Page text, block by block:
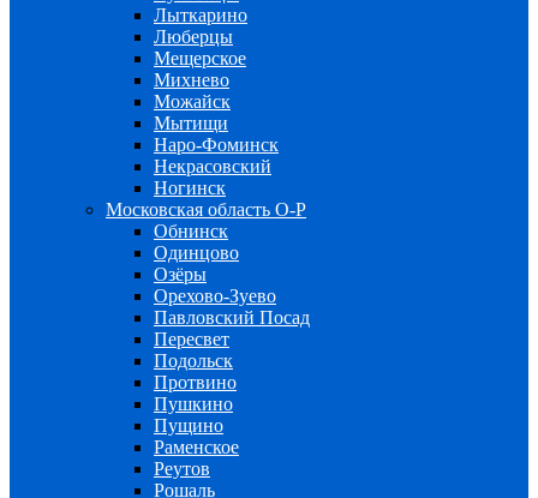
Лыткарино
Люберцы
Мещерское
Михнево
Можайск
Мытищи
Наро-Фоминск
Некрасовский
Ногинск
Московская область О-Р
Обнинск
Одинцово
Озёры
Орехово-Зуево
Павловский Посад
Пересвет
Подольск
Протвино
Пушкино
Пущино
Раменское
Реутов
Рошаль